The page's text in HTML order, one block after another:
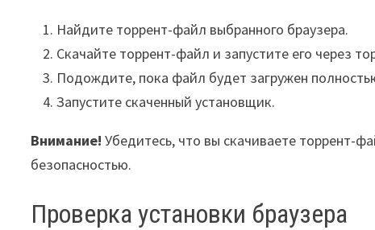
Найдите торрент-файл выбранного браузера.
Скачайте торрент-файл и запустите его через
Подождите, пока файл будет загружен
Запустите скаченный установщик.
Внимание! Убедитесь, что вы скачиваете торрент-
безопасностью.
Проверка установки браузера